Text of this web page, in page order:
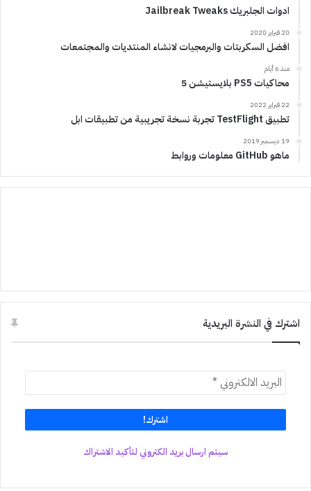
ادوات الجلبريك Jailbreak Tweaks
20 فبراير 2020
افضل السكربتات والبرمجيات لانشاء المنتديات والمجتمعات
منذ 6 أيام
محاكيات PS5 بلايستيشن 5
22 فبراير 2022
تطبيق TestFlight تجربة نسخة تجريبية من تطبيقات ابل
19 ديسمبر 2019
ماهو GitHub معلومات وروابط
اشترك في النشرة البريدية
سيتم ارسال بريد الكتروني لتأكيد الاشتراك